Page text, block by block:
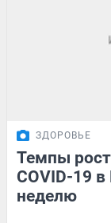
ЗДОРОВЬЕ
Темпы
COVID-19
неделю